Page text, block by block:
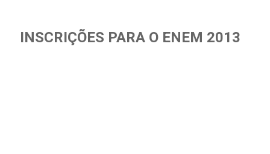
INSCRIÇÕES PARA O ENEM 2013